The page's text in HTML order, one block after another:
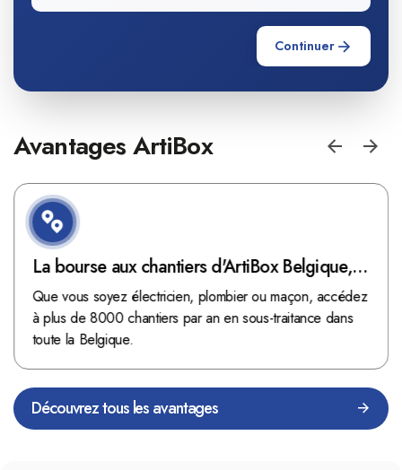
Continuer
Avantages ArtiBox
La bourse aux chantiers d'ArtiBox Belgique,
véritable mine d'or !
Que vous soyez électricien, plombier ou maçon, accédez
à plus de 8000 chantiers par an en sous-traitance dans
toute la Belgique.
Découvrez tous les avantages